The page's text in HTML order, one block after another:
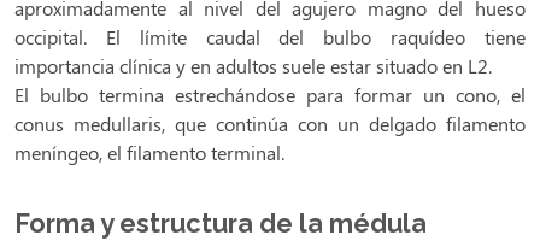
aproximadamente al nivel del agujero magno del hueso
occipital. El límite caudal del bulbo raquídeo tiene
importancia clínica y en adultos suele estar situado en L2.
El bulbo termina estrechándose para formar un cono, el
conus medullaris, que continúa con un delgado filamento
meníngeo, el filamento terminal.
Forma y estructura de la médula